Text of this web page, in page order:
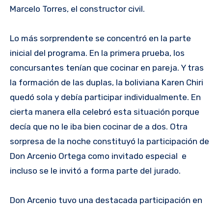
Marcelo Torres, el constructor civil.
Lo más sorprendente se concentró en la parte
inicial del programa. En la primera prueba, los
concursantes tenían que cocinar en pareja. Y tras
la formación de las duplas, la boliviana Karen Chiri
quedó sola y debía participar individualmente. En
cierta manera ella celebró esta situación porque
decía que no le iba bien cocinar de a dos. Otra
sorpresa de la noche constituyó la participación de
Don Arcenio Ortega como invitado especial e
incluso se le invitó a forma parte del jurado.
Don Arcenio tuvo una destacada participación en